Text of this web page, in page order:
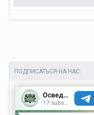
ПОДПИСАТЬСЯ НА НАС: